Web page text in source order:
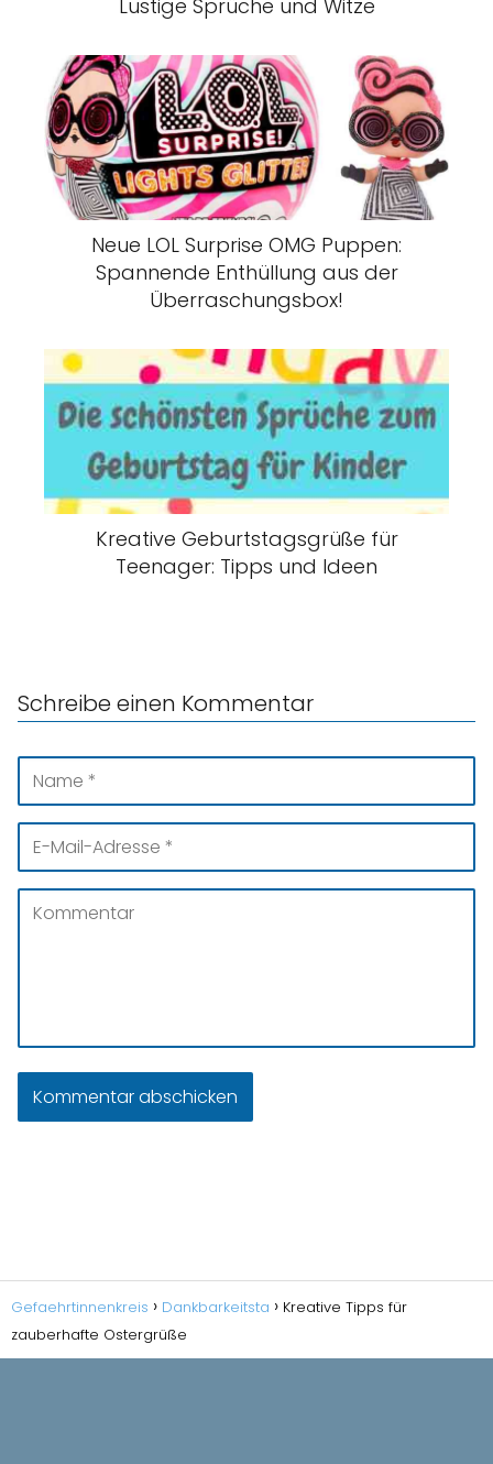
Lustige Sprüche und Witze
Neue LOL Surprise OMG Puppen:
Spannende Enthüllung aus der
Überraschungsbox!
Kreative Geburtstagsgrüße für
Teenager: Tipps und Ideen
Schreibe einen Kommentar
Gefaehrtinnenkreis Dankbarkeitsta
Kreative Tipps für
zauberhafte Ostergrüße